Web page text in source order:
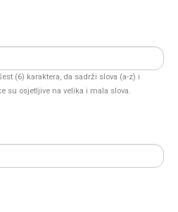
(6) karaktera, da sadrži slova (a-z) i
su osjetljive na velika i mala slova.